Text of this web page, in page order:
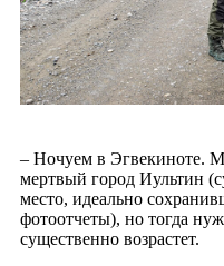
– Ночуем в Эгвекиноте.
мертвый город Иультин
место, идеально
фотоотчеты), но тогда
существенно возрастет.